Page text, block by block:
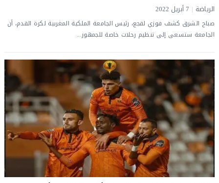
الرياضة 7 أبريل 2022
صباح الشرق كشف فوزي لقجع، رئيس الجامعة الملكية المغربية لكرة القدم، أن
الجامعة ستسعى إلى تنظيم رحلات خاصة للجمهور...